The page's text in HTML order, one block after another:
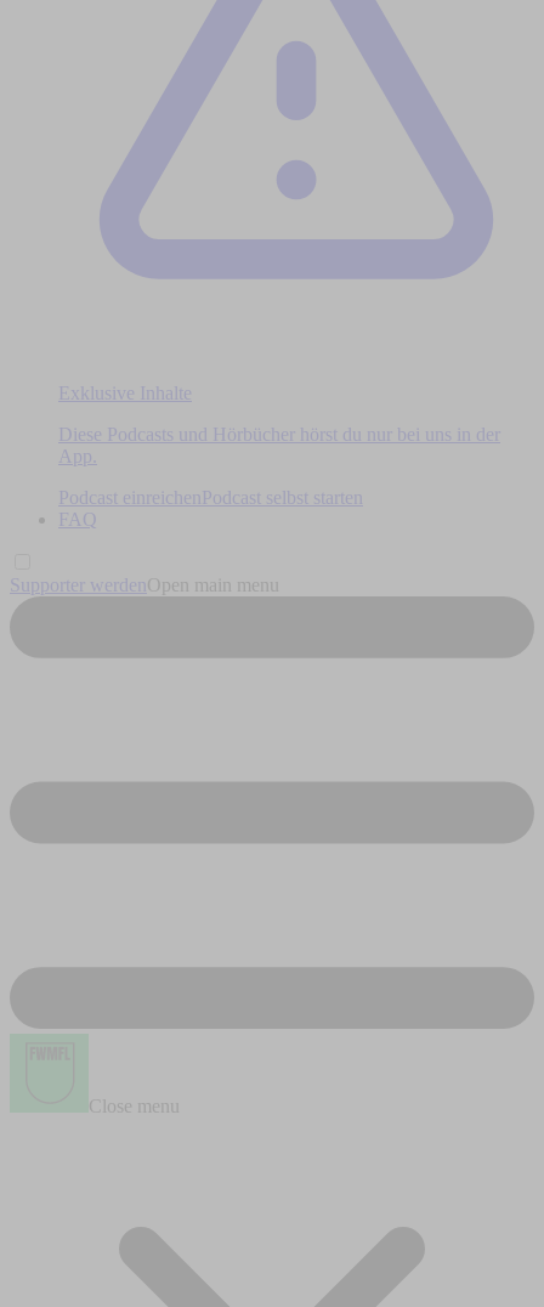
Exklusive Inhalte
Diese Podcasts und Hörbücher hörst du nur bei uns in der
App.
Podcast einreichen
Podcast selbst starten
FAQ
Supporter werden Open main menu
Close menu